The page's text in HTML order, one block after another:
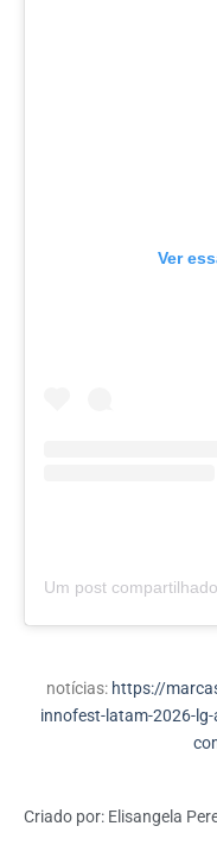
Ver
notícias: https://
innofest-latam-2026-
Criado por: Elisangela